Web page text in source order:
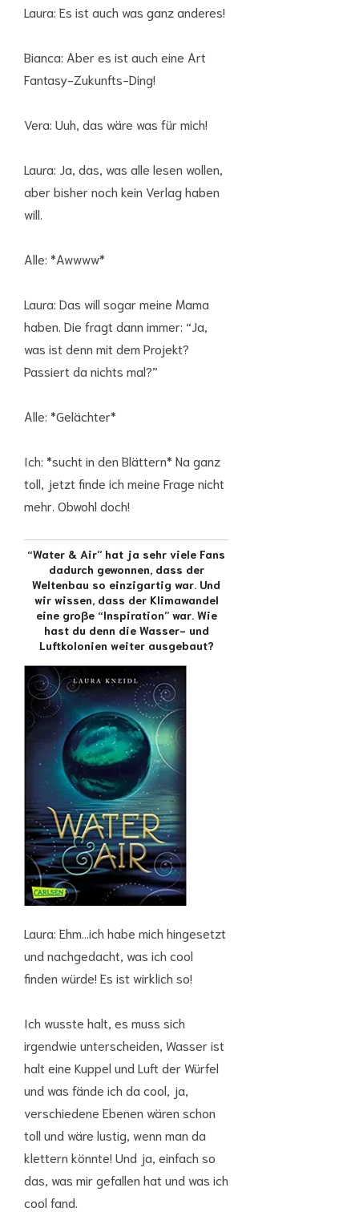
Laura: Es ist auch was ganz anderes!
Bianca: Aber es ist auch eine Art
Fantasy-Zukunfts-Ding!
Vera: Uuh, das wäre was für mich!
Laura: Ja, das, was alle lesen wollen,
aber bisher noch kein Verlag haben
will.
Alle: *Awwww*
Laura: Das will sogar meine Mama
haben. Die fragt dann immer: “Ja,
was ist denn mit dem Projekt?
Passiert da nichts mal?”
Alle: *Gelächter*
Ich: *sucht in den Blättern* Na ganz
toll, jetzt finde ich meine Frage nicht
mehr. Obwohl doch!
“Water & Air” hat ja sehr viele Fans
dadurch gewonnen, dass der
Weltenbau so einzigartig war. Und
wir wissen, dass der Klimawandel
eine große “Inspiration” war. Wie
hast du denn die Wasser- und
Luftkolonien weiter ausgebaut?
Laura: Ehm…ich habe mich hingesetzt
und nachgedacht, was ich cool
finden würde! Es ist wirklich so!
Ich wusste halt, es muss sich
irgendwie unterscheiden, Wasser ist
halt eine Kuppel und Luft der Würfel
und was fände ich da cool, ja,
verschiedene Ebenen wären schon
toll und wäre lustig, wenn man da
klettern könnte! Und ja, einfach so
das, was mir gefallen hat und was ich
cool fand.